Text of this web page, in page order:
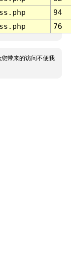
94
76
带来的访问不便我